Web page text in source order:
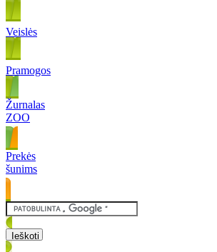
Veislės
Pramogos
Žurnalas
ZOO
Prekės
šunims